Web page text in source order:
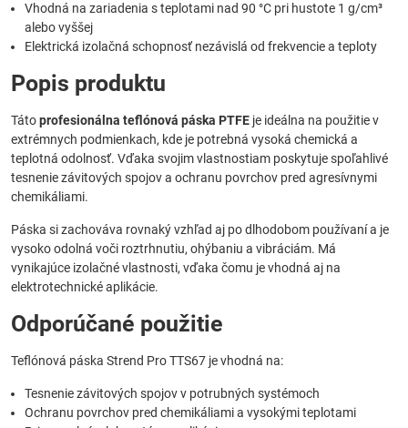
Vhodná na zariadenia s teplotami nad 90 °C pri hustote 1 g/cm³
alebo vyššej
Elektrická izolačná schopnosť nezávislá od frekvencie a teploty
Popis produktu
Tátoprofesionálna teflónová páska PTFE je ideálna na použitie v
extrémnych podmienkach, kde je potrebná vysoká chemická a
teplotná odolnosť. Vďaka svojim vlastnostiam poskytuje spoľahlivé
tesnenie závitových spojov a ochranu povrchov pred agresívnymi
chemikáliami.
Páska si zachováva rovnaký vzhľad aj po dlhodobom používaní a je
vysoko odolná voči roztrhnutiu, ohýbaniu a vibráciám. Má
vynikajúce izolačné vlastnosti, vďaka čomu je vhodná aj na
elektrotechnické aplikácie.
Odporúčané použitie
Teflónová páska Strend Pro TTS67 je vhodná na:
Tesnenie závitových spojov v potrubných systémoch
Ochranu povrchov pred chemikáliami a vysokými teplotami